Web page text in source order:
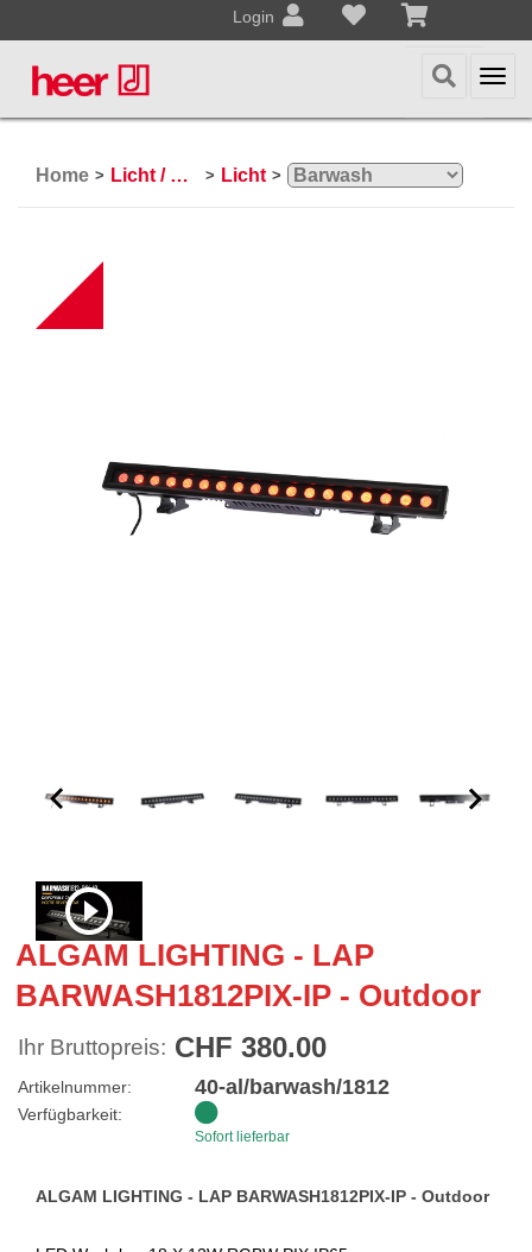
Login
Home > Licht / Effekte > Licht >
ALGAM LIGHTING - LAP
BARWASH1812PIX-IP - Outdoor
Ihr Bruttopreis: CHF 380.00
Artikelnummer: 40-al/barwash/1812
Verfügbarkeit:
Sofort lieferbar
ALGAM LIGHTING - LAP BARWASH1812PIX-IP - Outdoor